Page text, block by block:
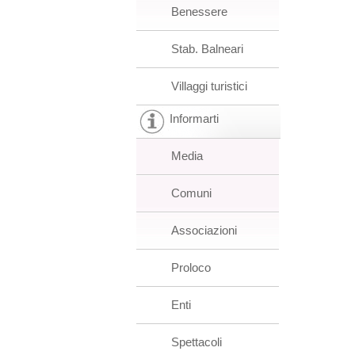
Benessere
Stab. Balneari
Villaggi turistici
Informarti
Media
Comuni
Associazioni
Proloco
Enti
Spettacoli